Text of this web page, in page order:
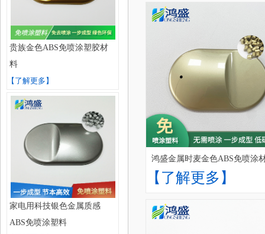
贵族金色ABS免喷涂塑胶材
料
【了解更多】
家电用科技银色金属质感
ABS免喷涂塑料
鸿盛金属时麦金色ABS免喷涂
【了解更多】